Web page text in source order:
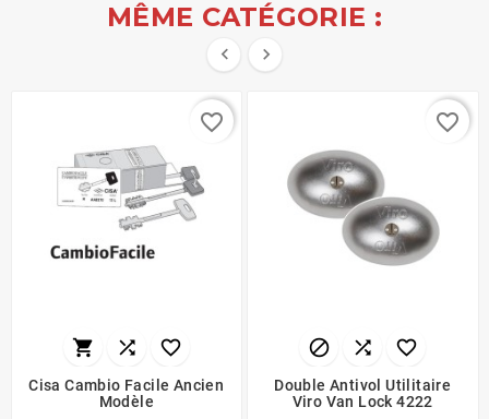
MÊME CATÉGORIE :
 
  
Cisa Cambio Facile Ancien
Modèle
favorite_border
  
Double Antivol Utilitaire
Viro Van Lock 4222
favorite_border